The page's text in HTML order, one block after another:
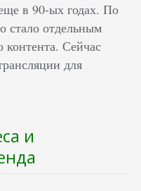
в 90-ых годах. По
стало отдельным
контента. Сейчас
для
и